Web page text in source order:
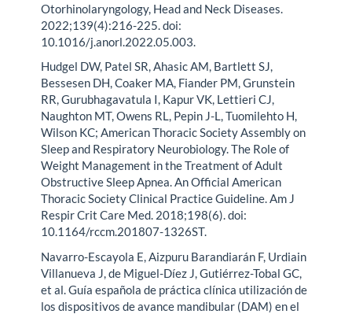
Otorhinolaryngology, Head and Neck Diseases.
2022;139(4):216-225. doi:
10.1016/j.anorl.2022.05.003.
Hudgel DW, Patel SR, Ahasic AM, Bartlett SJ,
Bessesen DH, Coaker MA, Fiander PM, Grunstein
RR, Gurubhagavatula I, Kapur VK, Lettieri CJ,
Naughton MT, Owens RL, Pepin J-L, Tuomilehto H,
Wilson KC; American Thoracic Society Assembly on
Sleep and Respiratory Neurobiology. The Role of
Weight Management in the Treatment of Adult
Obstructive Sleep Apnea. An Official American
Thoracic Society Clinical Practice Guideline. Am J
Respir Crit Care Med. 2018;198(6). doi:
10.1164/rccm.201807-1326ST.
Navarro-Escayola E, Aizpuru Barandiarán F, Urdiain
Villanueva J, de Miguel-Díez J, Gutiérrez-Tobal GC,
et al. Guía española de práctica clínica utilización de
los dispositivos de avance mandibular (DAM) en el